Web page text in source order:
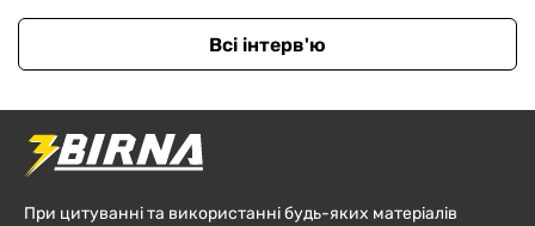
Всі інтерв'ю
При цитуванні та використанні будь-яких матеріалів